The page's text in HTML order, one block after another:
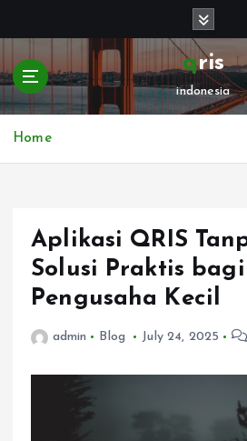
p
o
qris
indonesia
Home
Aplikasi QRIS
Solusi Praktis bagi
Pengusaha Kecil
admin Blog July 24, 2025